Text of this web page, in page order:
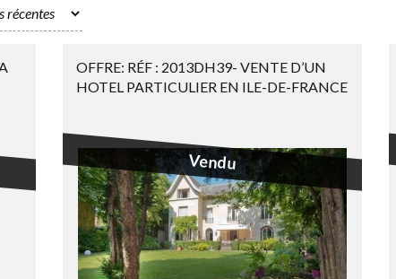
OFFRE: RÉF : 2013DH39- VENTE D’UN
HOTEL PARTICULIER EN ILE-DE-FRANCE
Vendu